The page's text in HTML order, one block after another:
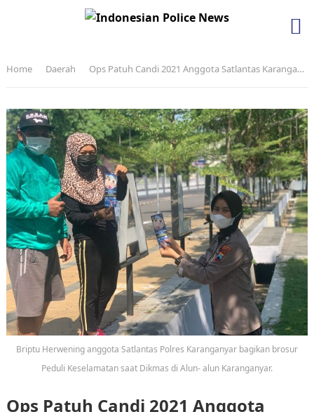
Home Daerah Ops Patuh Candi 2021 Anggota Satlantas Karanganyar Dikmas di Alun-Alun
Briptu Herwening anggota Satlantas Polres Karanganyar bagikan brosur
Peduli Keselamatan saat Dikmas di Alun- alun Karanganyar.
Ops Patuh Candi 2021 Anggota